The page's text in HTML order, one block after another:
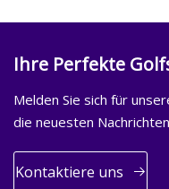
Ihre Perfekte
Melden Sie sich für
die neuesten
Kontaktiere uns